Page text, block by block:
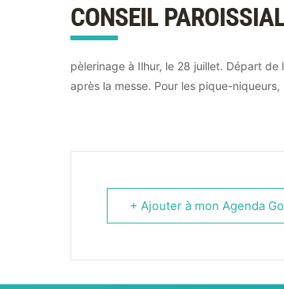
CONSEIL
pèlerinage à Ilhur, le 28 juillet. Départ
après la messe. Pour les pique-
+ Ajouter à mon Agenda